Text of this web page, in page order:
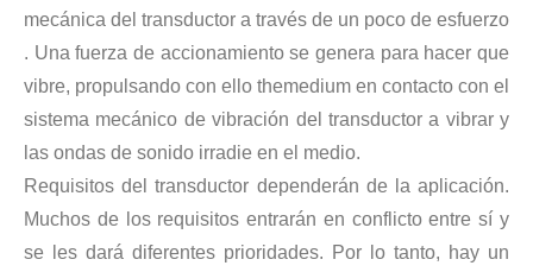
Tecnología de extracción ultrasónica de hongos
Actualmente, la investigación sobre la extracción de antioxidantes y
mecánica del transductor a través de un poco de esfuerzo
. Una fuerza de accionamiento se genera para hacer que
vibre, propulsando con ello themedium en contacto con el
sistema mecánico de vibración del transductor a vibrar y
las ondas de sonido irradie en el medio.
Requisitos del transductor dependerán de la aplicación.
Muchos de los requisitos entrarán en conflicto entre sí y
se les dará diferentes prioridades. Por lo tanto, hay un